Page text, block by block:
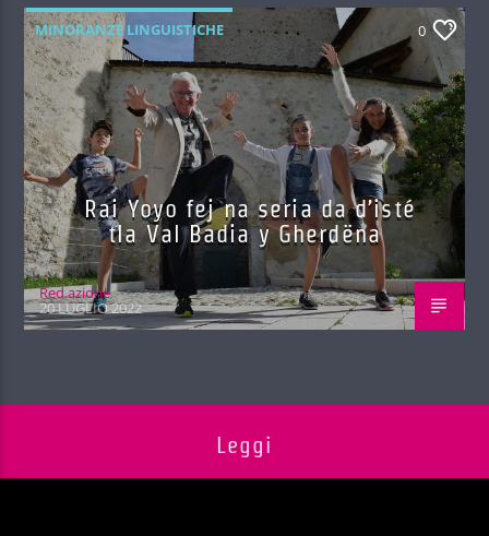
MINORANZE LINGUISTICHE 0
Rai Yoyo fej na seria da d’isté
tla Val Badia y Gherdëna
Red.azione
20 LUGLIO 2022
Leggi